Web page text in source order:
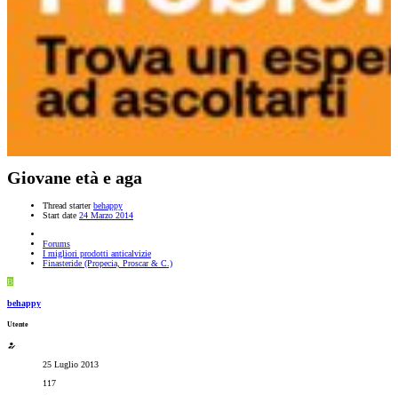
Giovane età e aga
Thread starter behappy
Start date 24 Marzo 2014
Forums
I migliori prodotti anticalvizie
Finasteride (Propecia, Proscar & C.)
B
behappy
Utente
25 Luglio 2013
117